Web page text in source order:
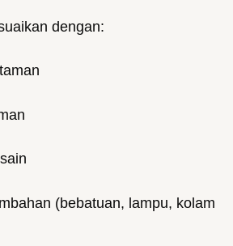
dengan:
(bebatuan, lampu, kolam